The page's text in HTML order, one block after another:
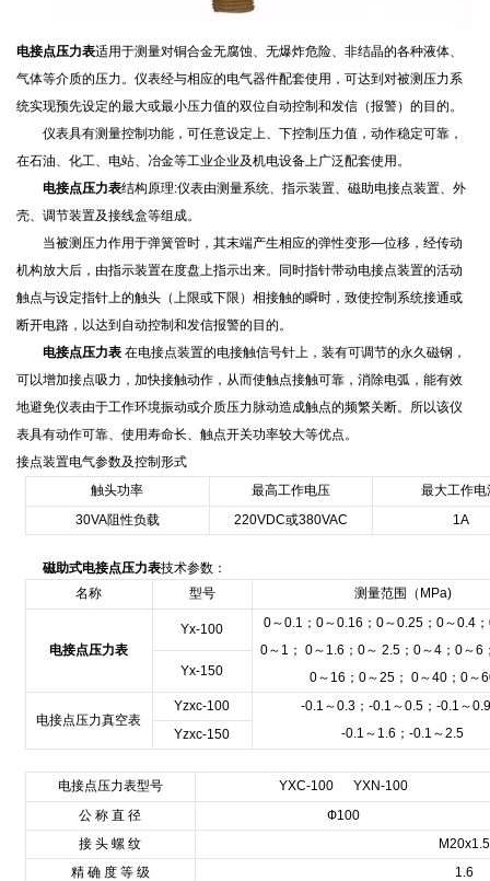
电接点压力表适用于测量对铜合金无腐蚀、无爆炸危险、非结晶的各种液体、
气体等介质的压力。仪表经与相应的电气器件配套使用，可达到对被测压力系
统实现预先设定的最大或最小压力值的双位自动控制和发信（报警）的目的。
仪表具有测量控制功能，可任意设定上、下控制压力值，动作稳定可靠，
在石油、化工、电站、冶金等工业企业及机电设备上广泛配套使用。
电接点压力表结构原理:仪表由测量系统、指示装置、磁助电接点装置、外
壳、调节装置及接线盒等组成。
当被测压力作用于弹簧管时，其末端产生相应的弹性变形—位移，经传动
机构放大后，由指示装置在度盘上指示出来。同时指针带动电接点装置的活动
触点与设定指针上的触头（上限或下限）相接触的瞬时，致使控制系统接通或
断开电路，以达到自动控制和发信报警的目的。
电接点压力表 在电接点装置的电接触信号针上，装有可调节的永久磁钢，
可以增加接点吸力，加快接触动作，从而使触点接触可靠，消除电弧，能有效
地避免仪表由于工作环境振动或介质压力脉动造成触点的频繁关断。所以该仪
表具有动作可靠、使用寿命长、触点开关功率较大等优点。
接点装置电气参数及控制形式
触头功率
最高工作电压
最大工作电
30VA阻性负载 220VDC或380VAC 1A
磁助式电接点压力表技术参数：
名称
型号 测量范围（ MPa)
电接点压力表
Yx-100 0～0.1 ；0～0.16 ；0～0.25 ；0～0.4 ；
0～ 1 ； 0～ 1.6 ； 0～ 2.5； 0～4； 0～6
0～ 16 ； 0～25； 0～40； 0～
Yx-150
电接点压力真空表
Yzxc-100 -0.1 ～0.3 ；-0.1 ～0.5 ；-0.1 ～
-0.1 ～ 1.6 ；-0.1 ～2.5
Yzxc-150
电接点压力表型号
YXC-100 YXN-100
公 称 直 径
Ф100
接 头 螺 纹
M20x1.5
精 确 度 等 级
1.6